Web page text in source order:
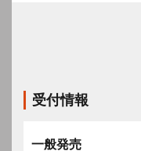
受付情報
一般発売